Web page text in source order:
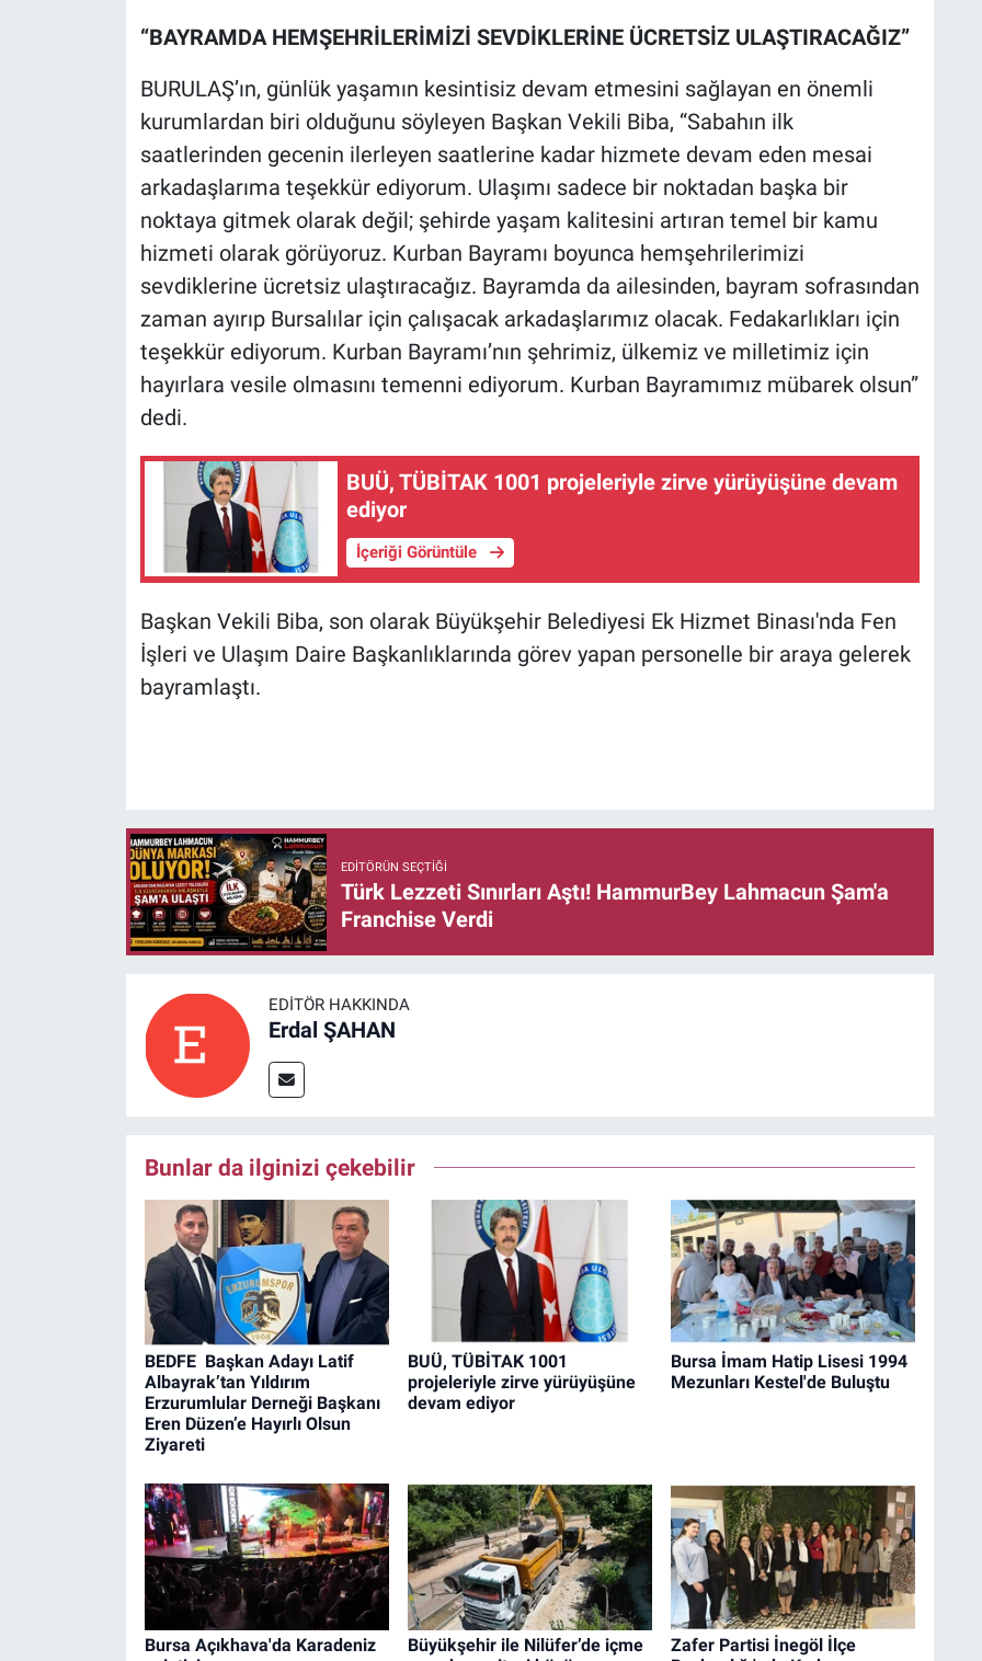
“BAYRAMDA HEMŞEHRİLERİMİZİ SEVDİKLERİNE ÜCRETSİZ ULAŞTIRACAĞIZ”
BURULAŞ’ın, günlük yaşamın kesintisiz devam etmesini sağlayan en önemli
kurumlardan biri olduğunu söyleyen Başkan Vekili Biba, “Sabahın ilk
saatlerinden gecenin ilerleyen saatlerine kadar hizmete devam eden mesai
arkadaşlarıma teşekkür ediyorum. Ulaşımı sadece bir noktadan başka bir
noktaya gitmek olarak değil; şehirde yaşam kalitesini artıran temel bir kamu
hizmeti olarak görüyoruz. Kurban Bayramı boyunca hemşehrilerimizi
sevdiklerine ücretsiz ulaştıracağız. Bayramda da ailesinden, bayram sofrasından
zaman ayırıp Bursalılar için çalışacak arkadaşlarımız olacak. Fedakarlıkları için
teşekkür ediyorum. Kurban Bayramı’nın şehrimiz, ülkemiz ve milletimiz için
hayırlara vesile olmasını temenni ediyorum. Kurban Bayramımız mübarek olsun”
dedi.
BUÜ, TÜBİTAK 1001 projeleriyle zirve yürüyüşüne devam
ediyor
İçeriği Görüntüle
Başkan Vekili Biba, son olarak Büyükşehir Belediyesi Ek Hizmet Binası'nda Fen
İşleri ve Ulaşım Daire Başkanlıklarında görev yapan personelle bir araya gelerek
bayramlaştı.
EDITÖRÜN SEÇTIĞI
Türk Lezzeti Sınırları Aştı! HammurBey Lahmacun Şam'a
Franchise Verdi
EDITÖR HAKKINDA
Erdal ŞAHAN
Bunlar da ilginizi çekebilir
BEDFE Başkan Adayı Latif
Albayrak’tan Yıldırım
Erzurumlular Derneği Başkanı
Eren Düzen’e Hayırlı Olsun
Ziyareti
BUÜ, TÜBİTAK 1001
projeleriyle zirve yürüyüşüne
devam ediyor
Bursa İmam Hatip Lisesi 1994
Mezunları Kestel'de Buluştu
Bursa Açıkhava'da Karadeniz
Büyükşehir ile Nilüfer’de içme
Zafer Partisi İnegöl İlçe